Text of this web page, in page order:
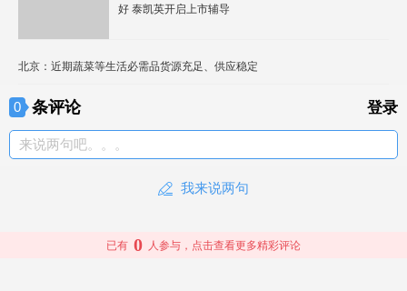
好 泰凯英开启上市辅导
北京：近期蔬菜等生活必需品货源充足、供应稳定
0 条评论 登录
来说两句吧。。。
我来说两句
已有 0 人参与，点击查看更多精彩评论